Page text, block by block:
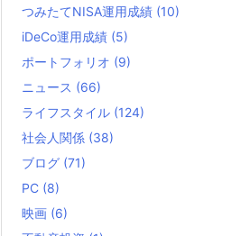
つみたてNISA運用成績 (10)
iDeCo運用成績 (5)
ポートフォリオ (9)
ニュース (66)
ライフスタイル (124)
社会人関係 (38)
ブログ (71)
PC (8)
映画 (6)